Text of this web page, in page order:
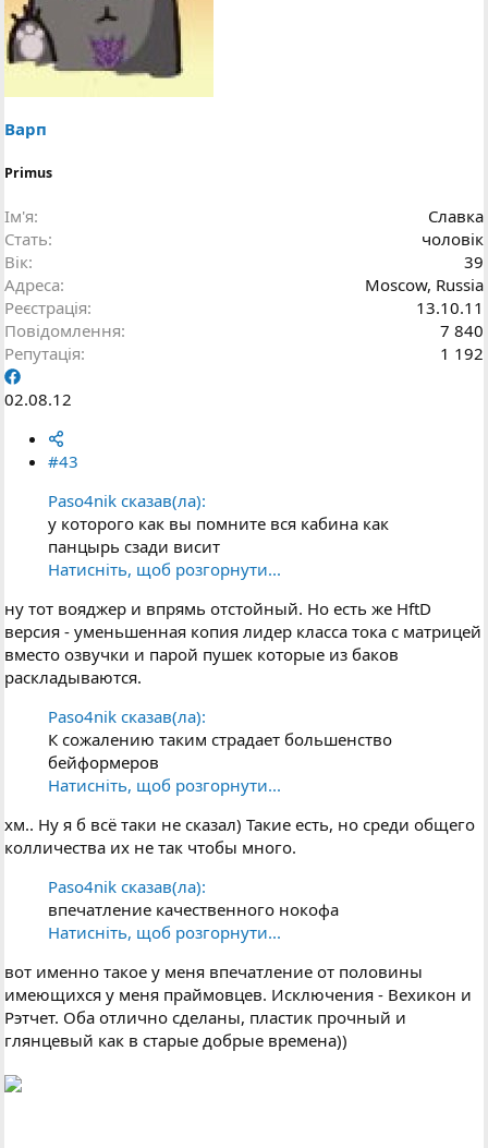
Варп
Primus
Ім'я
Славка
Стать
чоловік
Вік
39
Адреса
Moscow, Russia
Реєстрація
13.10.11
Повідомлення
7 840
Репутація
1 192
02.08.12
#43
Paso4nik сказав(ла):
у которого как вы помните вся кабина как
панцырь сзади висит
Натисніть, щоб розгорнути...
ну тот вояджер и впрямь отстойный. Но есть же HftD
версия - уменьшенная копия лидер класса тока с матрицей
вместо озвучки и парой пушек которые из баков
раскладываются.
Paso4nik сказав(ла):
К сожалению таким страдает большенство
бейформеров
Натисніть, щоб розгорнути...
хм.. Ну я б всё таки не сказал) Такие есть, но среди общего
колличества их не так чтобы много.
Paso4nik сказав(ла):
впечатление качественного нокофа
Натисніть, щоб розгорнути...
вот именно такое у меня впечатление от половины
имеющихся у меня праймовцев. Исключения - Вехикон и
Рэтчет. Оба отлично сделаны, пластик прочный и
глянцевый как в старые добрые времена))